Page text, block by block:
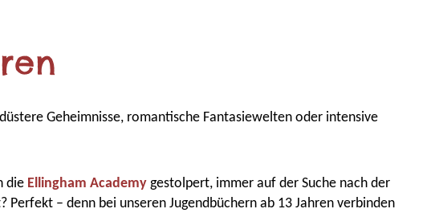
Geheimnisse, romantische Fantasiewelten oder intensive
die Ellingham Academy gestolpert, immer auf der Suche nach der
Perfekt – denn bei unseren Jugendbüchern ab 13 Jahren verbinden